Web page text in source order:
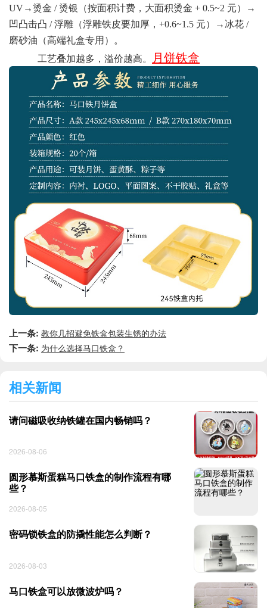
UV→烫金 / 烫银（按面积计费，大面积烫金 + 0.5~2 元）→
凹凸击凸 / 浮雕（浮雕铁皮要加厚，+0.6~1.5 元）→冰花 /
磨砂油（高端礼盒专用）。
工艺叠加越多，溢价越高。
月饼铁盒
上一条: 教你几招避免铁盒包装生锈的办法
下一条: 为什么选择马口铁盒？
相关新闻
请问磁吸收纳铁罐在国内畅销吗？
2026-08-06
圆形慕斯蛋糕马口铁盒的制作流程有哪
些？
2026-08-05
密码锁铁盒的防撬性能怎么判断？
2026-08-03
马口铁盒可以放微波炉吗？